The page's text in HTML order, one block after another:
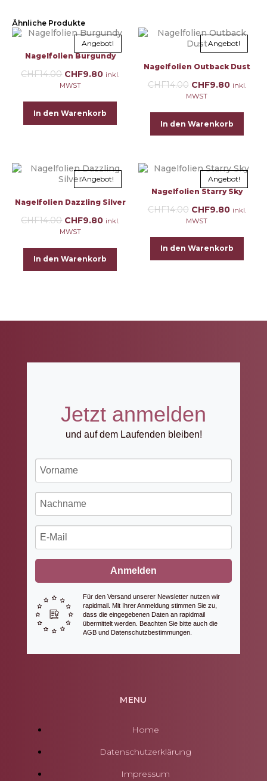
Ähnliche Produkte
Angebot!
Nagelfolien Burgundy
CHF14.00 CHF9.80 inkl.
MWST
In den Warenkorb
Angebot!
Nagelfolien Outback Dust
CHF14.00 CHF9.80 inkl.
MWST
In den Warenkorb
Angebot!
Nagelfolien Dazzling Silver
CHF14.00 CHF9.80 inkl.
MWST
In den Warenkorb
Angebot!
Nagelfolien Starry Sky
CHF14.00 CHF9.80 inkl.
MWST
In den Warenkorb
Jetzt anmelden
und auf dem Laufenden bleiben!
Anmelden
Für den Versand unserer Newsletter nutzen wir
rapidmail. Mit Ihrer Anmeldung stimmen Sie zu,
dass die eingegebenen Daten an rapidmail
übermittelt werden. Beachten Sie bitte auch die
AGB und Datenschutzbestimmungen.
MENU
Home
Datenschutzerklärung
Impressum